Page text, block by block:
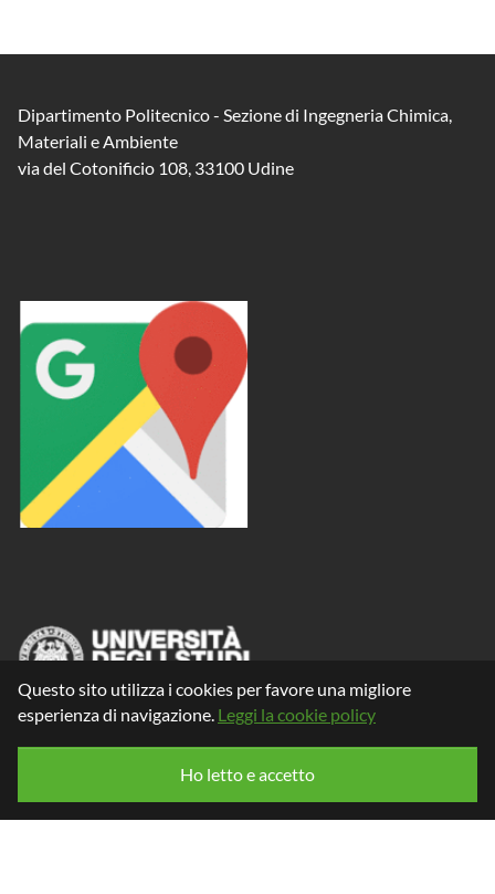
Questo sito utilizza i cookies per favore una migliore
esperienza di navigazione. Leggi la cookie policy
Ho letto e accetto
Dipartimento Politecnico - Sezione di Ingegneria Chimica,
Materiali e Ambiente
via del Cotonificio 108, 33100 Udine